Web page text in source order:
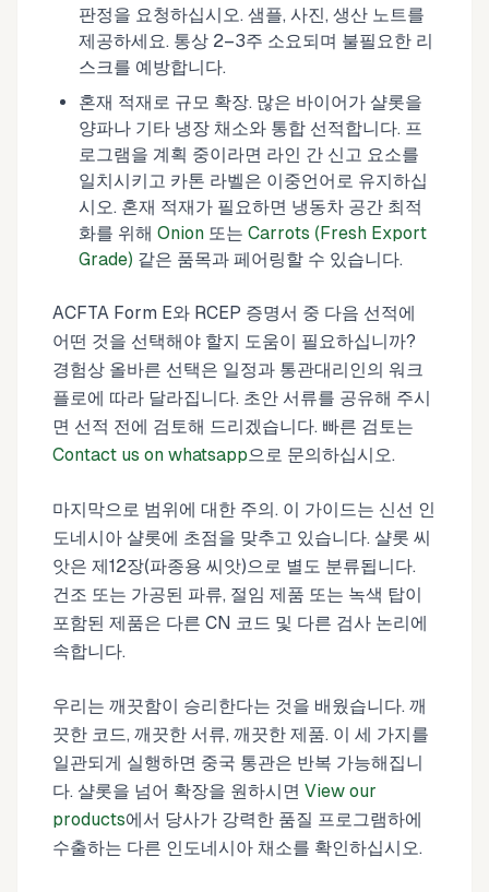
판정을 요청하십시오. 샘플, 사진, 생산 노트를
제공하세요. 통상 2–3주 소요되며 불필요한 리
스크를 예방합니다.
혼재 적재로 규모 확장. 많은 바이어가 샬롯을
양파나 기타 냉장 채소와 통합 선적합니다. 프
로그램을 계획 중이라면 라인 간 신고 요소를
일치시키고 카톤 라벨은 이중언어로 유지하십
시오. 혼재 적재가 필요하면 냉동차 공간 최적
화를 위해 Onion 또는 Carrots (Fresh Export
Grade) 같은 품목과 페어링할 수 있습니다.
ACFTA Form E와 RCEP 증명서 중 다음 선적에
어떤 것을 선택해야 할지 도움이 필요하십니까?
경험상 올바른 선택은 일정과 통관대리인의 워크
플로에 따라 달라집니다. 초안 서류를 공유해 주시
면 선적 전에 검토해 드리겠습니다. 빠른 검토는
Contact us on whatsapp으로 문의하십시오.
마지막으로 범위에 대한 주의. 이 가이드는 신선 인
도네시아 샬롯에 초점을 맞추고 있습니다. 샬롯 씨
앗은 제12장(파종용 씨앗)으로 별도 분류됩니다.
건조 또는 가공된 파류, 절임 제품 또는 녹색 탑이
포함된 제품은 다른 CN 코드 및 다른 검사 논리에
속합니다.
우리는 깨끗함이 승리한다는 것을 배웠습니다. 깨
끗한 코드, 깨끗한 서류, 깨끗한 제품. 이 세 가지를
일관되게 실행하면 중국 통관은 반복 가능해집니
다. 샬롯을 넘어 확장을 원하시면 View our
products에서 당사가 강력한 품질 프로그램하에
수출하는 다른 인도네시아 채소를 확인하십시오.